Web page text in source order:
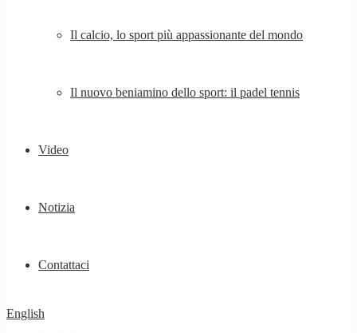
Il calcio, lo sport più appassionante del mondo
Il nuovo beniamino dello sport: il padel tennis
Video
Notizia
Contattaci
English